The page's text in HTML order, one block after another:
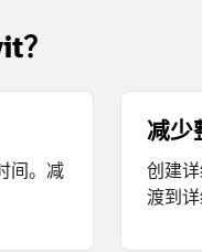
？
间。减
减少
创建
渡到详